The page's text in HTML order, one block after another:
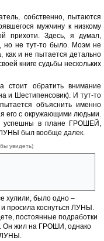
собственно, пытаются
мужчину к низкому
прихоти. Здесь, я думал,
но не тут-то было. Моэм не
как и не пытается детально
книге судьбы нескольких
стоит обратить внимание
и Шестипенсовик). И тут-то
объяснить именно
его с окружающими людьми.
успешны в плане ГРОШЕЙ,
ЛУНЫ был вообще далек.
увидеть)
хулили, было одно –
и просила коснуться ЛУНЫ.
постоянные подработки
Он жил на ГРОШИ, однако
ЛУНЫ.